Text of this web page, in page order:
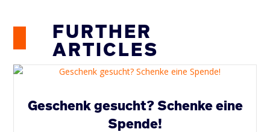
FURTHER
ARTICLES
Geschenk gesucht? Schenke eine
Spende!